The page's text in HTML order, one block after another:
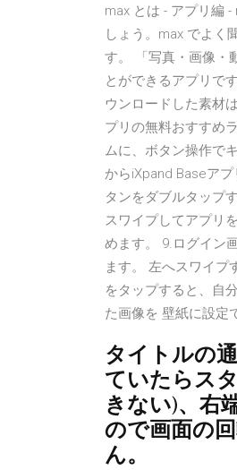
max とは - アプリ編
しょう。max でよく
す。 「写真・画像・
とができるアプリで
ウンロードした素材
プリの無料おすすめ
ムに、ボタン操作で
からiXpand Baseア
タンをダブルタップ
スワイプしてアプリ
めます。 9.ログイン
ます。 左へスワイプ
をタップすると、自
た画像を 壁紙に設定
タイトルの
ていたらス
きない)、右
ので画面の
ん。